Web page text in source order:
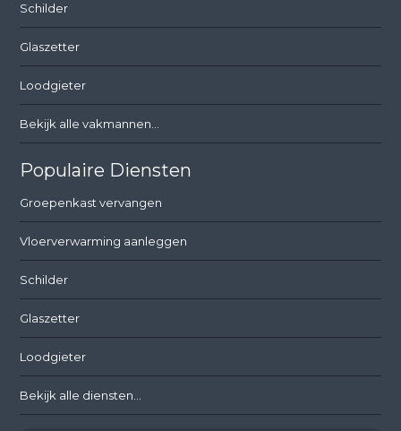
Schilder
Glaszetter
Loodgieter
Bekijk alle vakmannen...
Populaire Diensten
Groepenkast vervangen
Vloerverwarming aanleggen
Schilder
Glaszetter
Loodgieter
Bekijk alle diensten...